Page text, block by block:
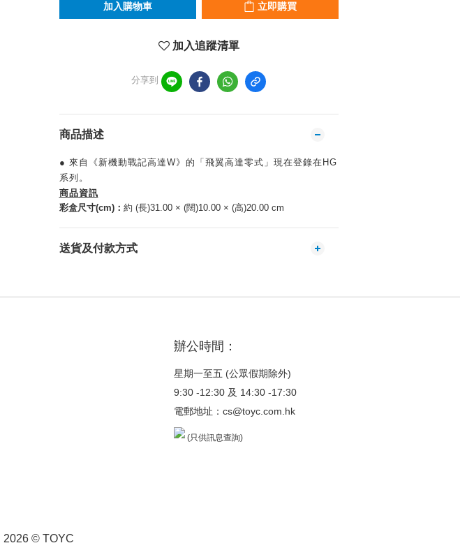
加入購物車 立即購買
加入追蹤清單
分享到
商品描述
● 來自《新機動戰記高達W》的「飛翼高達零式」現在登錄在HG
系列。
商品資訊
彩盒尺寸(cm)： 約 (長)31.00 × (闊)10.00 × (高)20.00 cm
送貨及付款方式
辦公時間：
星期一至五 (公眾假期除外)
9:30 -12:30 及 14:30 -17:30
電郵地址： cs@toyc.com.hk
(只供訊息查詢)
| 2026 © TOYC